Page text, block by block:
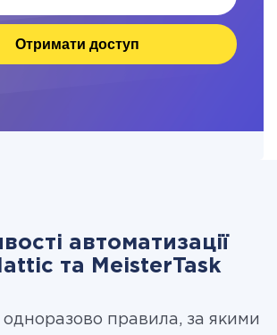
Отримати доступ
автоматизації
та MeisterTask
правила, за якими